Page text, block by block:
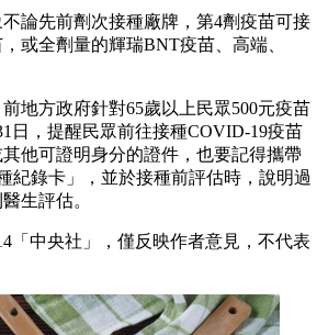
論先前劑次接種廠牌，第4劑疫苗可接
或全劑量的輝瑞BNT疫苗、高端、
地方政府針對65歲以上民眾500元疫苗
日，提醒民眾前往接種COVID-19疫苗
他可證明身分的證件，也要記得攜帶
紀錄卡」，並於接種前評估時，說明過
生評估。
「中央社」，僅反映作者意見，不代表